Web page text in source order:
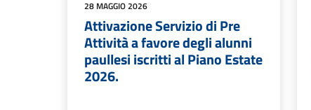
28 MAGGIO 2026
Attivazione Servizio di Pre
Attività a favore degli alunni
paullesi iscritti al Piano Estate
2026.